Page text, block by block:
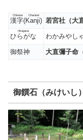
漢字(Kanji)
Chinese Charater
若宮社（大
ひらがな
Hiragana
わかみやし
御祭神 大直彌子命
御饌石（みけいし）